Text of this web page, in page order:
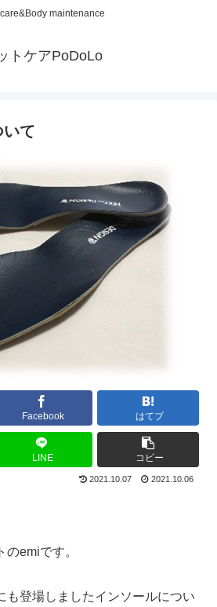
maintenance
トケアPoDoLo
いて
Facebook はてブ
LINE コピー
2021.10.07 2021.10.06
emiです。
も登場しましたインソールについ